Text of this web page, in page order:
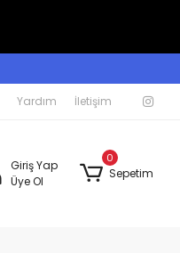
Yardım İletişim
Giriş Yap
Üye Ol
0
Sepetim